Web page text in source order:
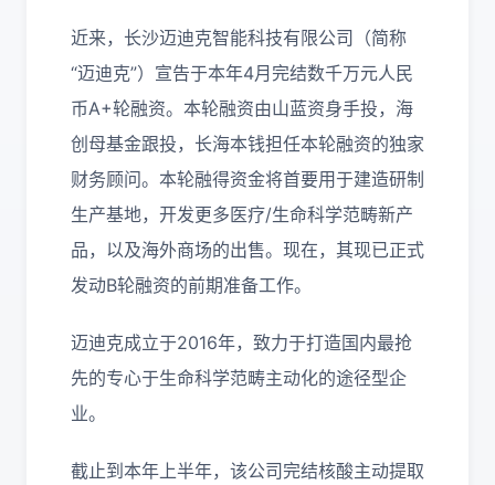
近来，长沙迈迪克智能科技有限公司（简称
“迈迪克”）宣告于本年4月完结数千万元人民
币A+轮融资。本轮融资由山蓝资身手投，海
创母基金跟投，长海本钱担任本轮融资的独家
财务顾问。本轮融得资金将首要用于建造研制
生产基地，开发更多医疗/生命科学范畴新产
品，以及海外商场的出售。现在，其现已正式
发动B轮融资的前期准备工作。
迈迪克成立于2016年，致力于打造国内最抢
先的专心于生命科学范畴主动化的途径型企
业。
截止到本年上半年，该公司完结核酸主动提取